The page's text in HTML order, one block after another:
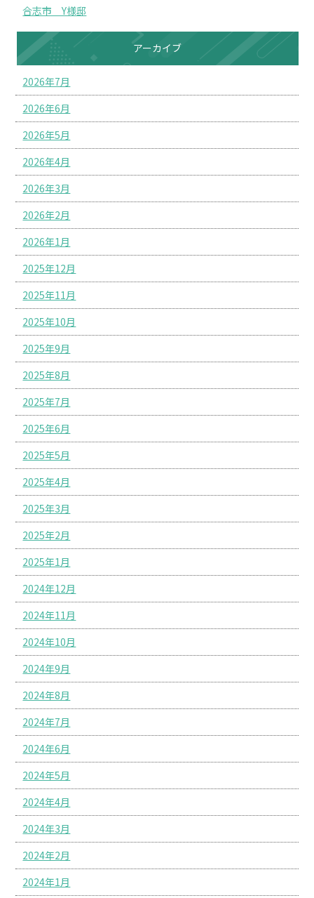
合志市 Y様邸
アーカイブ
2026年7月
2026年6月
2026年5月
2026年4月
2026年3月
2026年2月
2026年1月
2025年12月
2025年11月
2025年10月
2025年9月
2025年8月
2025年7月
2025年6月
2025年5月
2025年4月
2025年3月
2025年2月
2025年1月
2024年12月
2024年11月
2024年10月
2024年9月
2024年8月
2024年7月
2024年6月
2024年5月
2024年4月
2024年3月
2024年2月
2024年1月